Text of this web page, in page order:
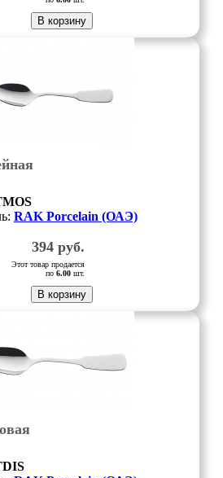
В корзину
RAK Porcelain (ОАЭ)
394руб.
Этот товар продается
по 6.00шт.
В корзину